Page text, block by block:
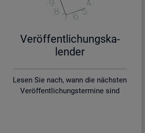
Ver­öf­fent­li­chungs­ka­
len­der
Lesen Sie nach, wann die nächsten
Veröffentlichungstermine sind